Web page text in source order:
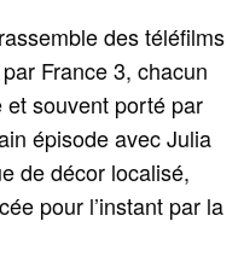
des téléfilms
France 3, chacun
souvent porté par
épisode avec Julia
de décor localisé,
pour l’instant par la